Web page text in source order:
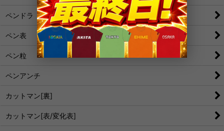
ペンドラ
ペン表
ペン粒
ペンアンチ
カットマン[裏]
カットマン[表/変化表]